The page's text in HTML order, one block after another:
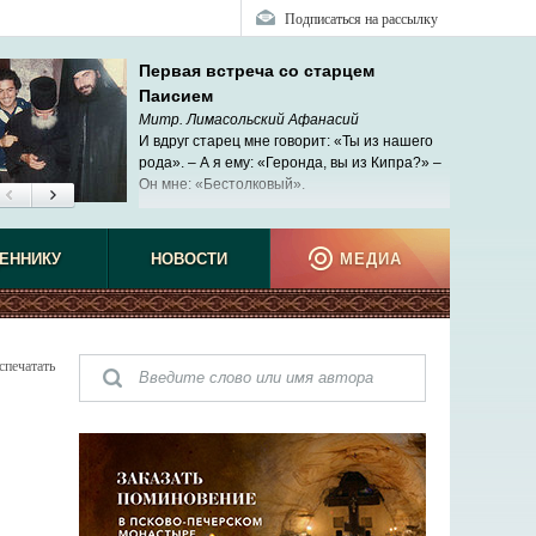
Подписаться на рассылку
Первая встреча со старцем
Паисием
Митр. Лимасольский Афанасий
И вдруг старец мне говорит: «Ты из нашего
рода». – А я ему: «Геронда, вы из Кипра?» –
Он мне: «Бестолковый».
НОВОСТИ МЕДИА